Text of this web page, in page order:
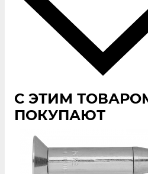
С ЭТИМ
ПОКУПАЮТ